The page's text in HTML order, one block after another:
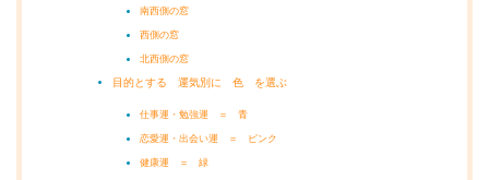
南西側の窓
西側の窓
北西側の窓
目的とする 運気別に 色 を選ぶ
仕事運・勉強運 ＝ 青
恋愛運・出会い運 ＝ ピンク
健康運 ＝ 緑